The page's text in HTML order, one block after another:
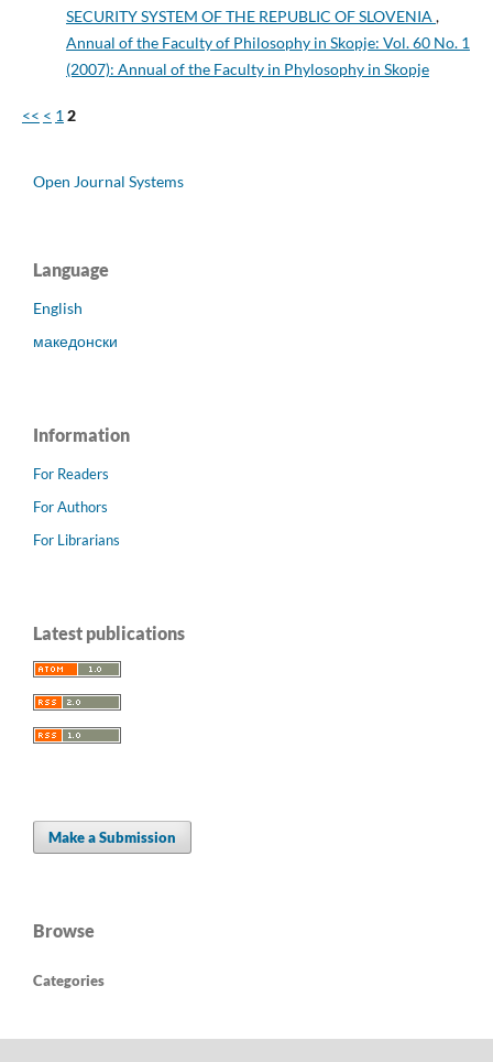
SECURITY SYSTEM OF THE REPUBLIC OF SLOVENIA ,
Annual of the Faculty of Philosophy in Skopje: Vol. 60 No. 1
(2007): Annual of the Faculty in Phylosophy in Skopje
<< < 1 2
Open Journal Systems
Language
English
македонски
Information
For Readers
For Authors
For Librarians
Latest publications
Make a Submission
Browse
Categories